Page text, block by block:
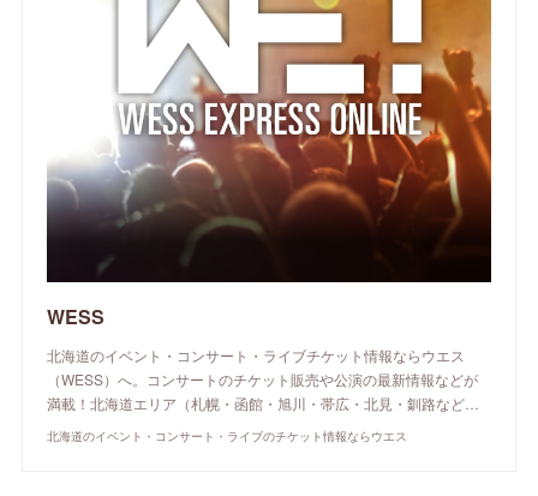
WESS
北海道のイベント・コンサート・ライブチケット情報ならウエス
（WESS）へ。コンサートのチケット販売や公演の最新情報などが
満載！北海道エリア（札幌・函館・旭川・帯広・北見・釧路など…
北海道のイベント・コンサート・ライブのチケット情報ならウエス